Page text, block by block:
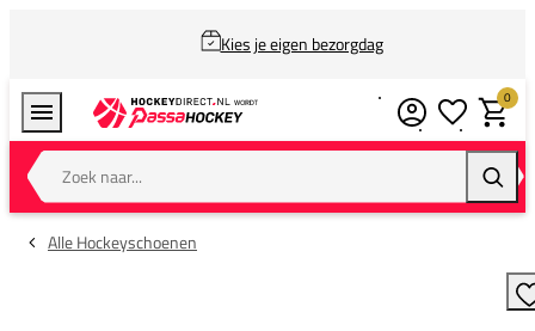
Kies je eigen bezorgdag
Zoek naar...
0
Alle Hockeyschoenen